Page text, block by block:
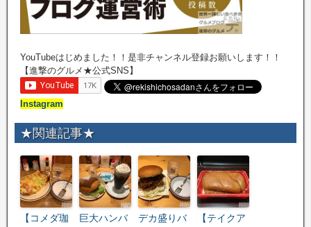
YouTubeはじめました！！是非チャンネル登録お願いします！！
【進撃のグルメ★公式SNS】
Instagram
★関連記事★
【コメダ珈
巨大ハンバ
デカ盛りバ
【テイクア